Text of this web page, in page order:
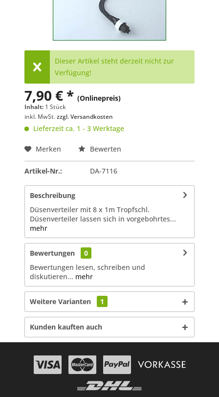
Dieser Artikel steht derzeit nicht zur
Verfügung!
7,90 € * (Onlinepreis)
Inhalt: 1 Stück
inkl. MwSt.zzgl. Versandkosten
Lieferzeit ca. 1 - 3 Werktage
Merken Bewerten
Artikel-Nr.: DA-7116
Beschreibung
Düsenverteiler mit 8 x 1m Tropfschl.
Düsenverteiler lassen sich in vorgebohrtes...
mehr
Bewertungen
0
Bewertungen lesen, schreiben und
diskutieren... mehr
Weitere Varianten 1
Kunden kauften auch